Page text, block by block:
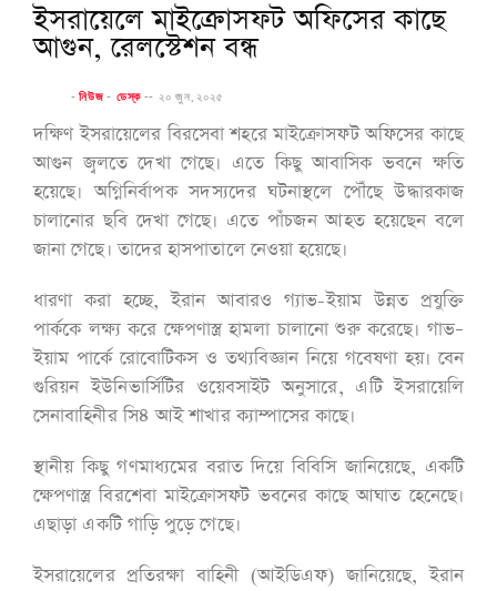
ইসরায়েলে মাইক্রোসফট অফিসের কাছে
আগুন, রেলস্টেশন বন্ধ
-নিউজ - ডেস্ক -- ২০ জুন, ২০২৫
দক্ষিণ ইসরায়েলের বিরসেবা শহরে মাইক্রোসফট অফিসের কাছে
আগুন জ্বলতে দেখা গেছে। এতে কিছু আবাসিক ভবনে ক্ষতি
হয়েছে। অগ্নিনির্বাপক সদস্যদের ঘটনাস্থলে পৌঁছে উদ্ধারকাজ
চালানোর ছবি দেখা গেছে। এতে পাঁচজন আহত হয়েছেন বলে
জানা গেছে। তাদের হাসপাতালে নেওয়া হয়েছে।
ধারণা করা হচ্ছে, ইরান আবারও গ্যাভ-ইয়াম উন্নত প্রযুক্তি
পার্ককে লক্ষ্য করে ক্ষেপণাস্ত্র হামলা চালানো শুরু করেছে। গাভ–
ইয়াম পার্কে রোবোটিকস ও তথ্যবিজ্ঞান নিয়ে গবেষণা হয়। বেন
গুরিয়ন ইউনিভার্সিটির ওয়েবসাইট অনুসারে, এটি ইসরায়েলি
সেনাবাহিনীর সি৪ আই শাখার ক্যাম্পাসের কাছে।
স্থানীয় কিছু গণমাধ্যমের বরাত দিয়ে বিবিসি জানিয়েছে, একটি
ক্ষেপণাস্ত্র বিরশেবা মাইক্রোসফট ভবনের কাছে আঘাত হেনেছে।
এছাড়া একটি গাড়ি পুড়ে গেছে।
ইসরায়েলের প্রতিরক্ষা বাহিনী (আইডিএফ) জানিয়েছে, ইরান